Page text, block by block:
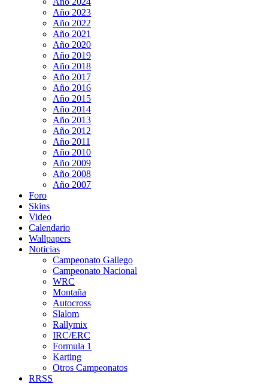
Año 2023
Año 2022
Año 2021
Año 2020
Año 2019
Año 2018
Año 2017
Año 2016
Año 2015
Año 2014
Año 2013
Año 2012
Año 2011
Año 2010
Año 2009
Año 2008
Año 2007
Foro
Skins
Video
Calendario
Wallpapers
Noticias
Campeonato Gallego
Campeonato Nacional
WRC
Montaña
Autocross
Slalom
Rallymix
IRC/ERC
Formula 1
Karting
Otros Campeonatos
RRSS